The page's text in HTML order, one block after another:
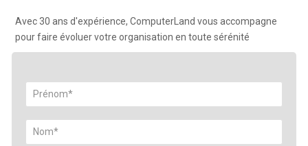
Avec 30 ans d'expérience, ComputerLand vous accompagne
pour faire évoluer votre organisation en toute sérénité